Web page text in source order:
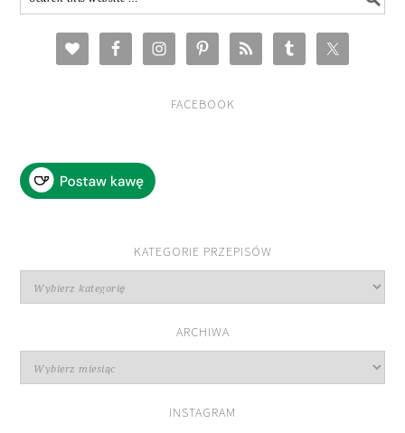
FACEBOOK
KATEGORIE PRZEPISÓW
przepisów
ARCHIWA
INSTAGRAM